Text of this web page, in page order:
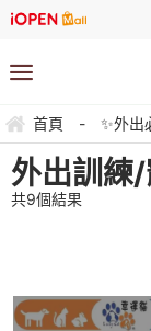
首頁 - ✨外出
外出訓練
共9個結果